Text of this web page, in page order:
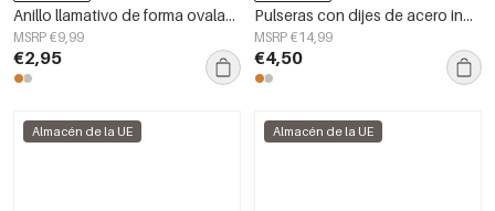
Anillo llamativo de forma ovalada y estilo minimalista.
MSRP €9,99
€2,95
Pulseras con dijes de acero inoxidable chapadas en oro de 14 quilates, serie Clover Simple Daily Simple, joyería para mujer
MSRP €14,99
€4,50
Almacén de la UE Almacén de la UE